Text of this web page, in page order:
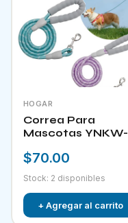
HOGAR
Correa Para
Mascotas YNKW-
$70.00
Stock: 2 disponibles
+ Agregar al carrito